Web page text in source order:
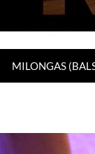
MILONGAS